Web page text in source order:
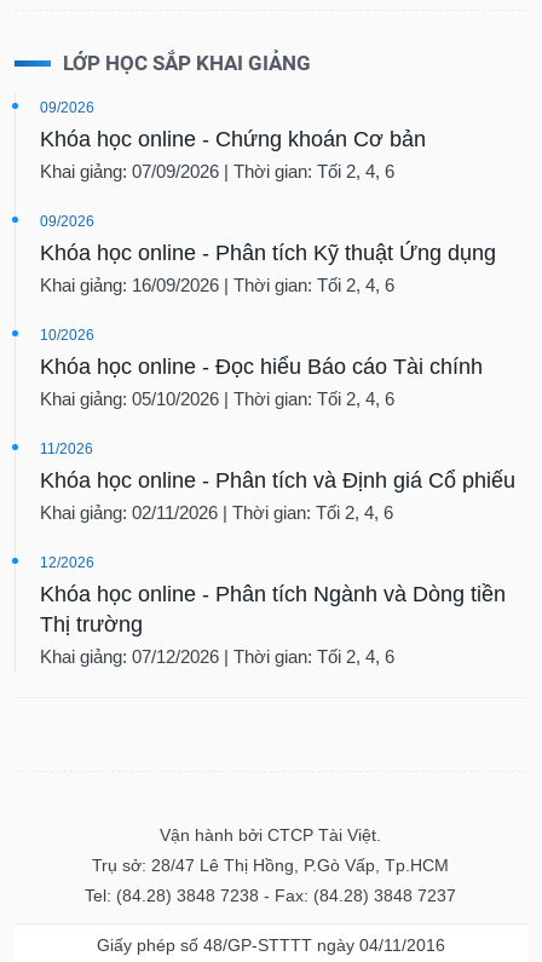
LỚP HỌC SẮP KHAI GIẢNG
09/2026
Khóa học online - Chứng khoán Cơ bản
Khai giảng: 07/09/2026 | Thời gian: Tối 2, 4, 6
09/2026
Khóa học online - Phân tích Kỹ thuật Ứng dụng
Khai giảng: 16/09/2026 | Thời gian: Tối 2, 4, 6
10/2026
Khóa học online - Đọc hiểu Báo cáo Tài chính
Khai giảng: 05/10/2026 | Thời gian: Tối 2, 4, 6
11/2026
Khóa học online - Phân tích và Định giá Cổ phiếu
Khai giảng: 02/11/2026 | Thời gian: Tối 2, 4, 6
12/2026
Khóa học online - Phân tích Ngành và Dòng tiền
Thị trường
Khai giảng: 07/12/2026 | Thời gian: Tối 2, 4, 6
Vận hành bởi CTCP Tài Việt.
Trụ sở: 28/47 Lê Thị Hồng, P.Gò Vấp, Tp.HCM
Tel: (84.28) 3848 7238 - Fax: (84.28) 3848 7237
Giấy phép số 48/GP-STTTT ngày 04/11/2016